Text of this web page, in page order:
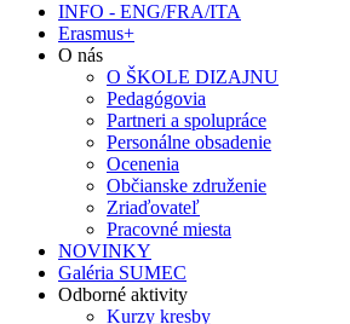
INFO - ENG/FRA/ITA
Erasmus+
O nás
O ŠKOLE DIZAJNU
Pedagógovia
Partneri a spolupráce
Personálne obsadenie
Ocenenia
Občianske združenie
Zriaďovateľ
Pracovné miesta
NOVINKY
Galéria SUMEC
Odborné aktivity
Kurzy kresby